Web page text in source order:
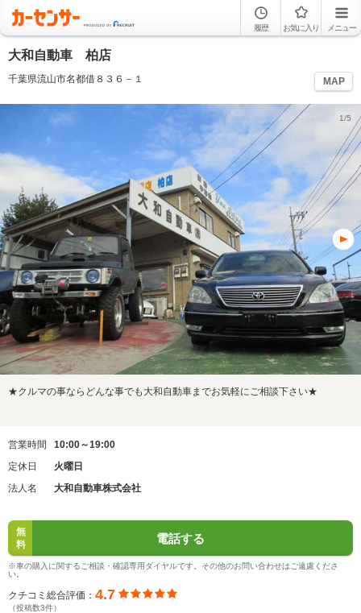
履歴 お気に入り メニュー
大和自動車 柏店
千葉県流山市名都借８３６－１ MAP
1/5
★クルマの事ならどんな事でも大和自動車までお気軽にご相談下さい★
営業時間
10:00～19:00
定休日
火曜日
法人名
大和自動車株式会社
無
料
電話する
※車の購入に関するご相談・確認専用ダイヤルです。その他のお問い合わせはご遠慮くださ
い。
クチコミ総合評価： 4.7
（投稿数3件）